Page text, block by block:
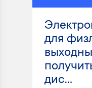
для
дис...